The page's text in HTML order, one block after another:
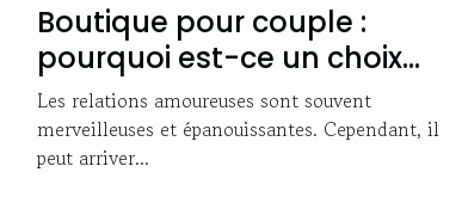
Boutique pour couple :
pourquoi est-ce un choix
important ?
Les relations amoureuses sont souvent
merveilleuses et épanouissantes. Cependant, il
peut arriver...